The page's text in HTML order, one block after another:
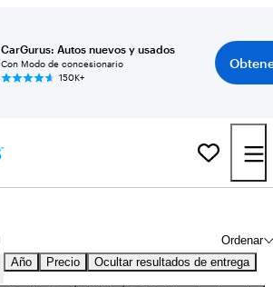
CarGurus: Autos nuevos y usados
Con Modo de concesionario
150K+
Ordenar
Año Precio Ocultar resultados de entrega